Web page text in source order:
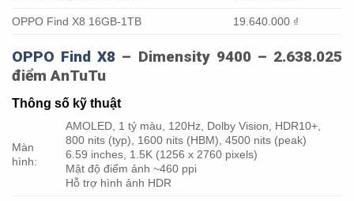
OPPO Find X8 16GB-1TB 19.640.000 ₫
OPPO Find X8 – Dimensity 9400 – 2.638.025
điểm AnTuTu
Thông số kỹ thuật
Màn
hình:
AMOLED, 1 tỷ màu, 120Hz, Dolby Vision, HDR10+,
800 nits (typ), 1600 nits (HBM), 4500 nits (peak)
6.59 inches, 1.5K (1256 x 2760 pixels)
Mật độ điểm ảnh ~460 ppi
Hỗ trợ hình ảnh HDR